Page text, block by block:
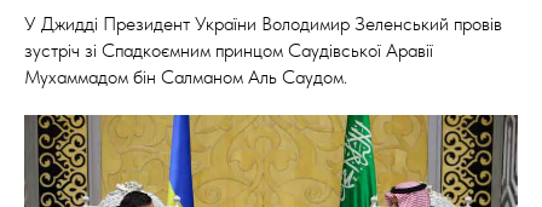
У Джидді Президент України Володимир Зеленський провів
зустріч зі Спадкоємним принцом Саудівської Аравії
Мухаммадом бін Салманом Аль Саудом.